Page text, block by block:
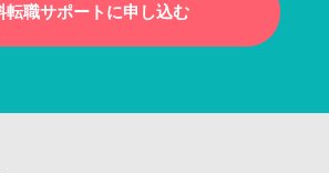
転職サポートに申し込む